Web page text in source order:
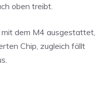
oben treibt.
dem M4 ausgestattet,
Chip, zugleich fällt